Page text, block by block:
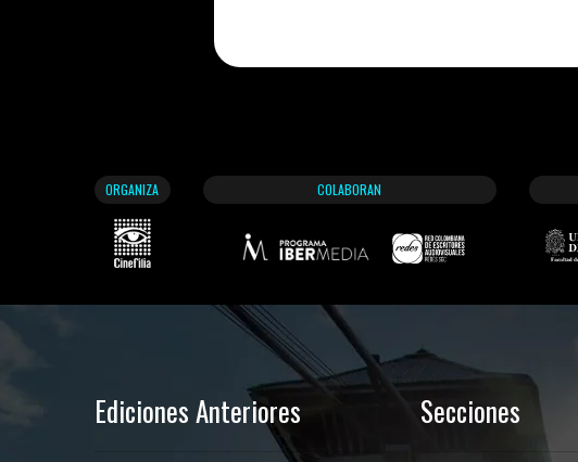
ORGANIZA COLABORAN
Ediciones Anteriores Secciones